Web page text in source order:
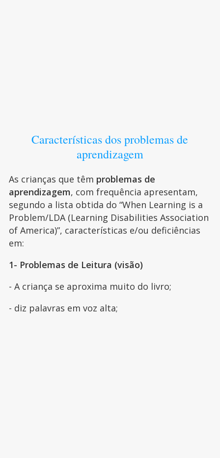
Características dos problemas de
aprendizagem
As crianças que têm problemas de
aprendizagem, com frequência apresentam,
segundo a lista obtida do “When Learning is a
Problem/LDA (Learning Disabilities Association
of America)”, características e/ou deficiências
em:
1- Problemas de Leitura (visão)
- A criança se aproxima muito do livro;
- diz palavras em voz alta;